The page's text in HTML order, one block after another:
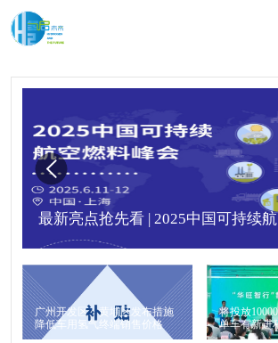
最新亮点抢先看 | 2025中国可持续
广州开发区、黄埔区发布措施
降低车用氢气终端销售价格
将投放
单车有新进